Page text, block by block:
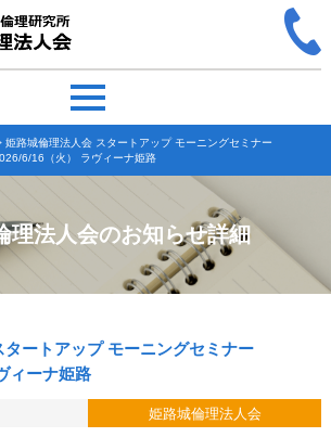
姫路城倫理法人会 スタートアップ モーニングセミナー
6/16（火） ラヴィーナ姫路
理法人会のお知らせ詳細
ートアップ モーニングセミナー
ィーナ姫路
姫路城倫理法人会